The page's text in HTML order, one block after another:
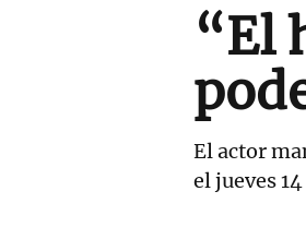
“El
El actor
el jueves